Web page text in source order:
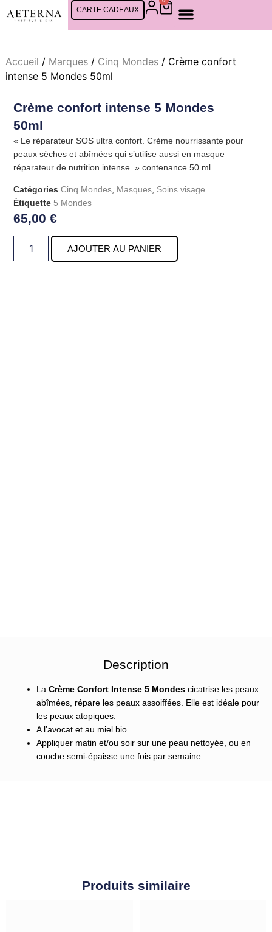
CARTE CADEAUX
Accueil / Marques/ Cinq Mondes/ Crème confort
intense 5 Mondes 50ml
Crème confort intense 5 Mondes
50ml
« Le réparateur SOS ultra confort. Crème nourrissante pour
peaux sèches et abîmées qui s’utilise aussi en masque
réparateur de nutrition intense. » contenance 50 ml
Catégories Cinq Mondes Masques Soins visage
Étiquette 5 Mondes
65,00€
AJOUTER AU PANIER
Description
La Crème Confort Intense 5 Mondes cicatrise les peaux
abîmées, répare les peaux assoiffées. Elle est idéale pour
les peaux atopiques.
A l’avocat et au miel bio.
Appliquer matin et/ou soir sur une peau nettoyée, ou en
couche semi-épaisse une fois par semaine.
Produits similaire